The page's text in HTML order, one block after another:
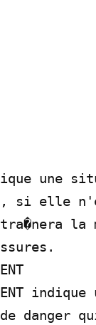
une
si elle
la
indique
danger